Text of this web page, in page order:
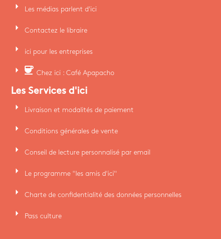
arrow_right Les médias parlent d'ici
arrow_right Contactez le libraire
arrow_right ici pour les entreprises
arrow_right coffee Chez ici : Café Apapacho
Les Services d'ici
arrow_right Livraison et modalités de paiement
arrow_right Conditions générales de vente
arrow_right Conseil de lecture personnalisé par email
arrow_right Le programme "les amis d'ici"
arrow_right Charte de confidentialité des données personnelles
arrow_right Pass culture